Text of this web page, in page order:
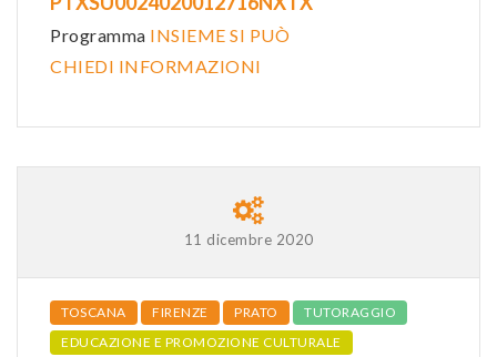
Programma INSIEME SI PUÒ
CHIEDI INFORMAZIONI
11 dicembre 2020
TOSCANA FIRENZE PRATO
TUTORAGGIO
EDUCAZIONE E PROMOZIONE CULTURALE